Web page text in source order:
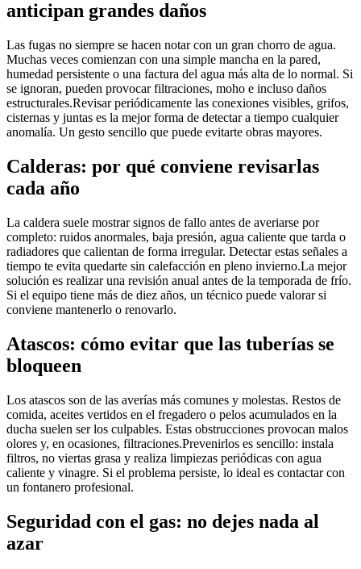
anticipan grandes daños
Las fugas no siempre se hacen notar con un gran chorro de agua.
Muchas veces comienzan con una simple mancha en la pared,
humedad persistente o una factura del agua más alta de lo normal. Si
se ignoran, pueden provocar filtraciones, moho e incluso daños
estructurales.Revisar periódicamente las conexiones visibles, grifos,
cisternas y juntas es la mejor forma de detectar a tiempo cualquier
anomalía. Un gesto sencillo que puede evitarte obras mayores.
Calderas: por qué conviene revisarlas
cada año
La caldera suele mostrar signos de fallo antes de averiarse por
completo: ruidos anormales, baja presión, agua caliente que tarda o
radiadores que calientan de forma irregular. Detectar estas señales a
tiempo te evita quedarte sin calefacción en pleno invierno.La mejor
solución es realizar una revisión anual antes de la temporada de frío.
Si el equipo tiene más de diez años, un técnico puede valorar si
conviene mantenerlo o renovarlo.
Atascos: cómo evitar que las tuberías se
bloqueen
Los atascos son de las averías más comunes y molestas. Restos de
comida, aceites vertidos en el fregadero o pelos acumulados en la
ducha suelen ser los culpables. Estas obstrucciones provocan malos
olores y, en ocasiones, filtraciones.Prevenirlos es sencillo: instala
filtros, no viertas grasa y realiza limpiezas periódicas con agua
caliente y vinagre. Si el problema persiste, lo ideal es contactar con
un fontanero profesional.
Seguridad con el gas: no dejes nada al
azar